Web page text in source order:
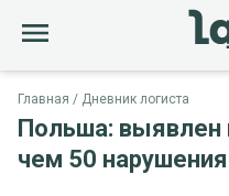
Главная Дневник логиста
Польша: выявлен
чем 50